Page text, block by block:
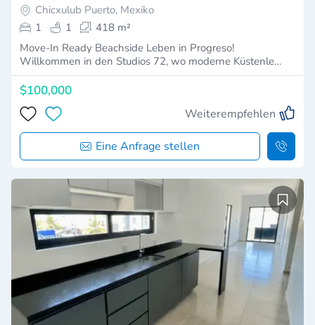
Chicxulub Puerto, Mexiko
1
1
418 m²
Move-In Ready Beachside Leben in Progreso!
Willkommen in den Studios 72, wo moderne Küstenle…
$100,000
Weiterempfehlen
Eine Anfrage stellen